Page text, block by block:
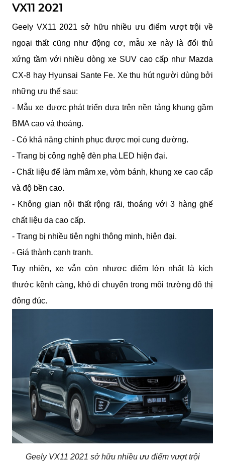
VX11 2021
Geely VX11 2021 sở hữu nhiều ưu điểm vượt trội về
ngoại thất cũng như động cơ, mẫu xe này là đổi thủ
xứng tầm với nhiều dòng xe SUV cao cấp như Mazda
CX-8 hay Hyunsai Sante Fe. Xe thu hút người dùng bởi
những ưu thế sau:
- Mẫu xe được phát triển dựa trên nền tảng khung gầm
BMA cao và thoáng.
- Có khả năng chinh phục được mọi cung đường.
- Trang bị công nghệ đèn pha LED hiện đại.
- Chất liệu để làm mâm xe, vòm bánh, khung xe cao cấp
và độ bền cao.
- Không gian nội thất rộng rãi, thoáng với 3 hàng ghế
chất liệu da cao cấp.
- Trang bị nhiều tiện nghi thông minh, hiện đại.
- Giá thành cạnh tranh.
Tuy nhiên, xe vẫn còn nhược điểm lớn nhất là kích
thước kềnh càng, khó di chuyển trong môi trường đô thị
đông đúc.
Geely VX11 2021 sở hữu nhiều ưu điểm vượt trội